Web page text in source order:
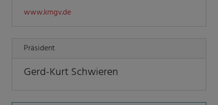
www.kmgv.de
Präsident
Gerd-Kurt Schwieren